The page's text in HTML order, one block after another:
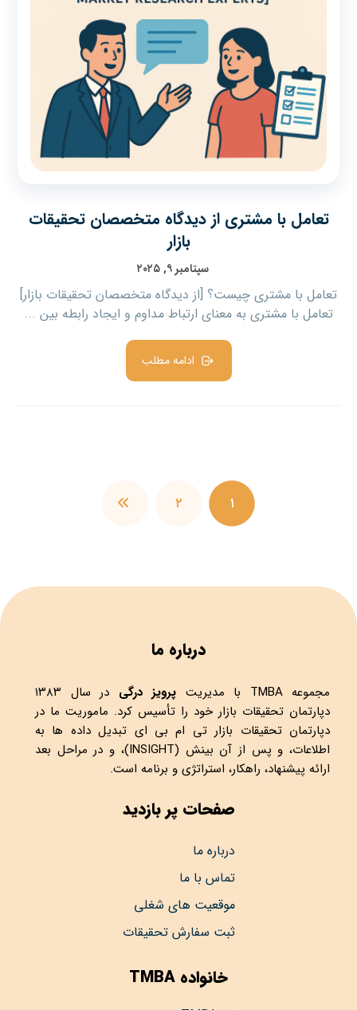
تعامل با مشتری از دیدگاه متخصصان تحقیقات
بازار
سپتامبر ۹, ۲۰۲۵
تعامل با مشتری چیست؟ [از دیدگاه متخصصان تحقیقات بازار]
تعامل با مشتری به معنای ارتباط مداوم و ایجاد رابطه بین ...
ادامه مطلب
۱ ۲
درباره ما
مجموعهTMBA با مدیریت پرویز درگی
در سال ۱۳۸۳
دپارتمان تحقیقات بازار خود را تأسیس کرد. ماموریت ما در
دپارتمان تحقیقات بازار تی ام بی ای تبدیل داده ها به
اطلاعات، و پس از آن بینش (INSIGHT)، و در مراحل بعد
ارائه پیشنهاد، راهکار، استراتژی و برنامه است.
صفحات پر بازدید
درباره ما
تماس با ما
موقعیت های شغلی
ثبت سفارش تحقیقات
خانواده TMBA